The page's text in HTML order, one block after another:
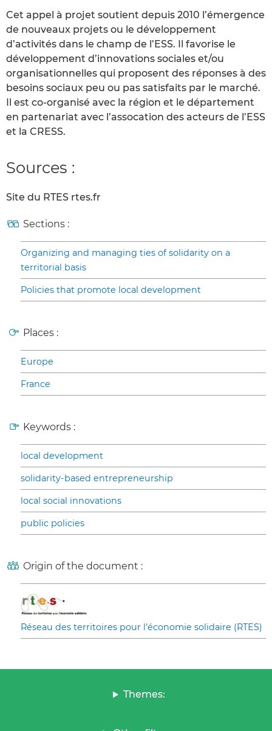
Cet appel à projet soutient depuis 2010 l’émergence
de nouveaux projets ou le développement
d’activités dans le champ de l’ESS. Il favorise le
développement d’innovations sociales et/ou
organisationnelles qui proposent des réponses à des
besoins sociaux peu ou pas satisfaits par le marché.
Il est co-organisé avec la région et le département
en partenariat avec l’assocation des acteurs de l’ESS
et la CRESS.
Sources :
Site du RTES rtes.fr
Sections :
Organizing and managing ties of solidarity on a
territorial basis
Policies that promote local development
Places :
Europe
France
Keywords :
local development
solidarity-based entrepreneurship
local social innovations
public policies
Origin of the document :
Réseau des territoires pour l’économie solidaire (RTES)
Themes: